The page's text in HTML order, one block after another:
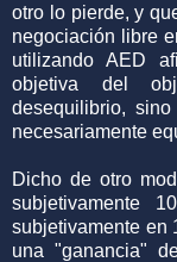
otro lo pierde, y
negociación libre
utilizando AED
objetiva del
desequilibrio,
necesariamente
Dicho de otro
subjetivamente
subjetivamente en
una "ganancia"